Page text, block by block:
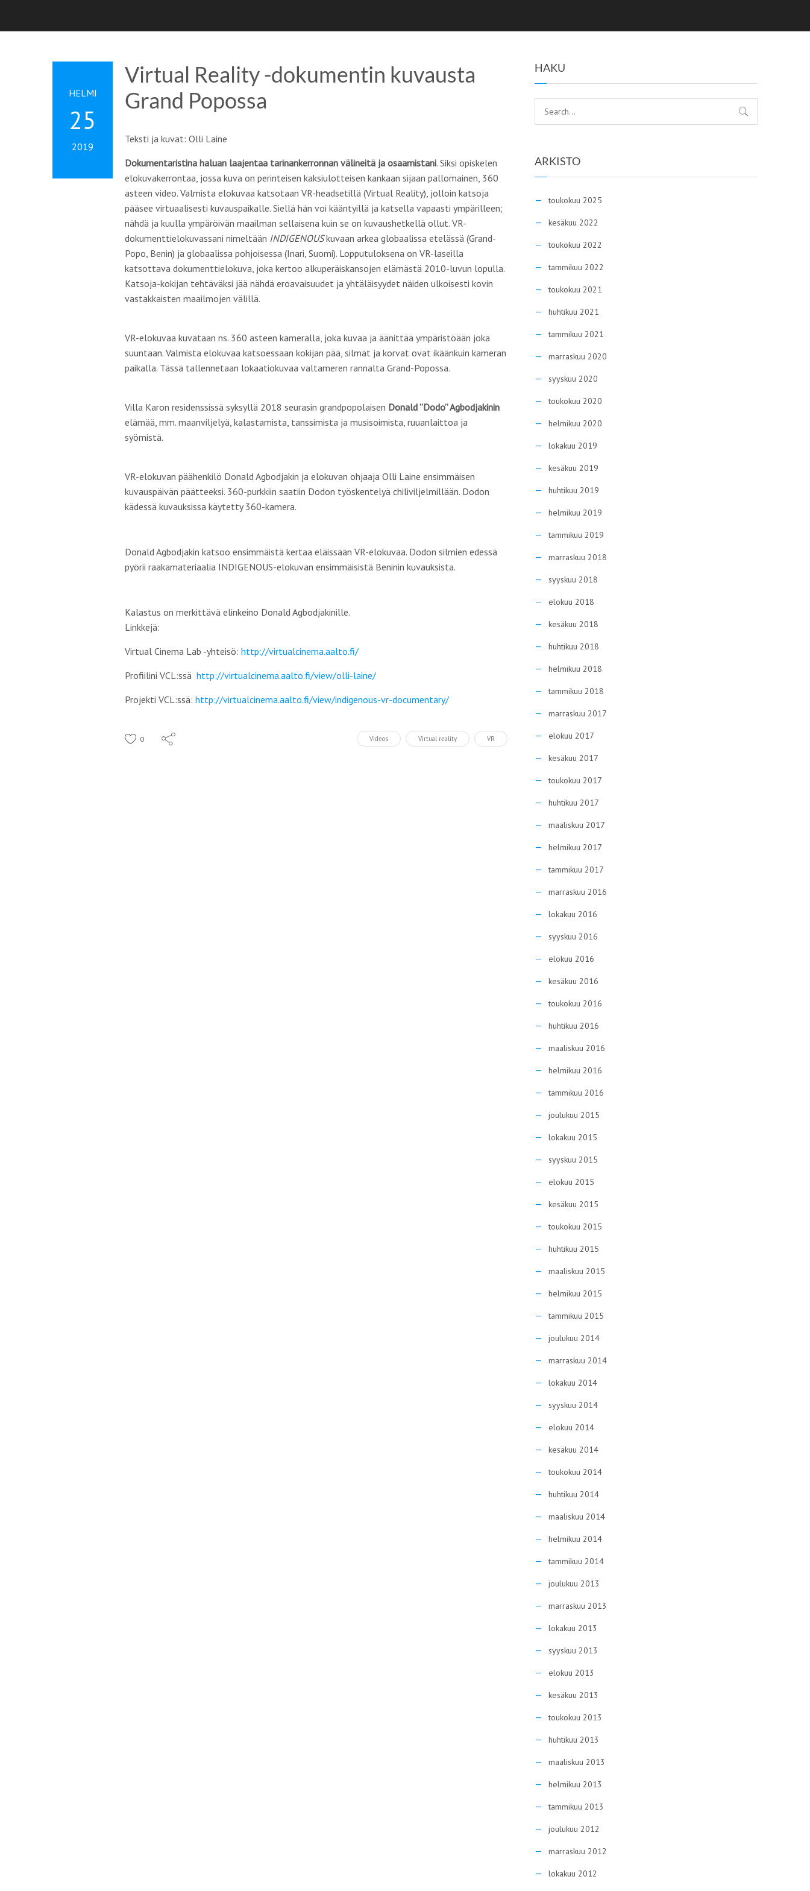
HELMI
25
2019
Virtual Reality -dokumentin kuvausta
Grand Popossa
Teksti ja kuvat: Olli Laine
Dokumentaristina haluan laajentaa tarinankerronnan välineitä ja osaamistani. Siksi opiskelen
elokuvakerrontaa, jossa kuva on perinteisen kaksiulotteisen kankaan sijaan pallomainen, 360
asteen video. Valmista elokuvaa katsotaan VR-headsetillä (Virtual Reality), jolloin katsoja
pääsee virtuaalisesti kuvauspaikalle. Siellä hän voi kääntyillä ja katsella vapaasti ympärilleen;
nähdä ja kuulla ympäröivän maailman sellaisena kuin se on kuvaushetkellä ollut. VR-
dokumenttielokuvassani nimeltään INDIGENOUSkuvaan arkea globaalissa etelässä (Grand-
Popo, Benin) ja globaalissa pohjoisessa (Inari, Suomi). Lopputuloksena on VR-laseilla
katsottava dokumenttielokuva, joka kertoo alkuperäiskansojen elämästä 2010-luvun lopulla.
Katsoja-kokijan tehtäväksi jää nähdä eroavaisuudet ja yhtäläisyydet näiden ulkoisesti kovin
vastakkaisten maailmojen välillä.
VR-elokuvaa kuvataan ns. 360 asteen kameralla, joka kuvaa ja äänittää ympäristöään joka
suuntaan. Valmista elokuvaa katsoessaan kokijan pää, silmät ja korvat ovat ikäänkuin kameran
paikalla. Tässä tallennetaan lokaatiokuvaa valtameren rannalta Grand-Popossa.
Villa Karon residenssissä syksyllä 2018 seurasin grandpopolaisen Donald ”Dodo” Agbodjakinin
elämää, mm. maanviljelyä, kalastamista, tanssimista ja musisoimista, ruuanlaittoa ja
syömistä.
VR-elokuvan päähenkilö Donald Agbodjakin ja elokuvan ohjaaja Olli Laine ensimmäisen
kuvauspäivän päätteeksi. 360-purkkiin saatiin Dodon työskentelyä chiliviljelmillään. Dodon
kädessä kuvauksissa käytetty 360-kamera.
Donald Agbodjakin katsoo ensimmäistä kertaa eläissään VR-elokuvaa. Dodon silmien edessä
pyörii raakamateriaalia INDIGENOUS-elokuvan ensimmäisistä Beninin kuvauksista.
Kalastus on merkittävä elinkeino Donald Agbodjakinille.
Linkkejä:
Virtual Cinema Lab -yhteisö: http://virtualcinema.aalto.fi/
Profiilini VCL:ssä http://virtualcinema.aalto.fi/view/olli-laine/
Projekti VCL:ssä: http://virtualcinema.aalto.fi/view/indigenous-vr-documentary/
0 Videos Virtual reality VR
HAKU
ARKISTO
toukokuu 2025
kesäkuu 2022
toukokuu 2022
tammikuu 2022
toukokuu 2021
huhtikuu 2021
tammikuu 2021
marraskuu 2020
syyskuu 2020
toukokuu 2020
helmikuu 2020
lokakuu 2019
kesäkuu 2019
huhtikuu 2019
helmikuu 2019
tammikuu 2019
marraskuu 2018
syyskuu 2018
elokuu 2018
kesäkuu 2018
huhtikuu 2018
helmikuu 2018
tammikuu 2018
marraskuu 2017
elokuu 2017
kesäkuu 2017
toukokuu 2017
huhtikuu 2017
maaliskuu 2017
helmikuu 2017
tammikuu 2017
marraskuu 2016
lokakuu 2016
syyskuu 2016
elokuu 2016
kesäkuu 2016
toukokuu 2016
huhtikuu 2016
maaliskuu 2016
helmikuu 2016
tammikuu 2016
joulukuu 2015
lokakuu 2015
syyskuu 2015
elokuu 2015
kesäkuu 2015
toukokuu 2015
huhtikuu 2015
maaliskuu 2015
helmikuu 2015
tammikuu 2015
joulukuu 2014
marraskuu 2014
lokakuu 2014
syyskuu 2014
elokuu 2014
kesäkuu 2014
toukokuu 2014
huhtikuu 2014
maaliskuu 2014
helmikuu 2014
tammikuu 2014
joulukuu 2013
marraskuu 2013
lokakuu 2013
syyskuu 2013
elokuu 2013
kesäkuu 2013
toukokuu 2013
huhtikuu 2013
maaliskuu 2013
helmikuu 2013
tammikuu 2013
joulukuu 2012
marraskuu 2012
lokakuu 2012